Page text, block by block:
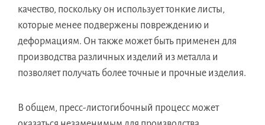
качество, поскольку он использует тонкие листы,
которые менее подвержены повреждению и
деформациям. Он также может быть применен для
производства различных изделий из металла и
позволяет получать более точные и прочные изделия.
В общем, пресс-листогибочный процесс может